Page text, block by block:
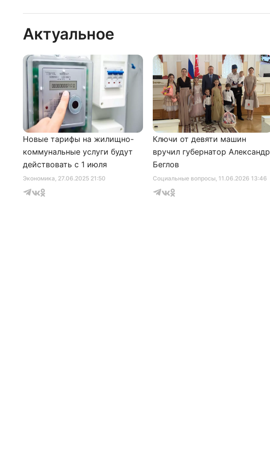
Актуальное
Экономика, 27.06.2025 21:50
Новые тарифы на жилищно-
коммунальные услуги будут
действовать с 1 июля
Социальные вопросы, 11.06.2026 13:46
Ключи от девяти машин
вручил губернатор Александр
Беглов